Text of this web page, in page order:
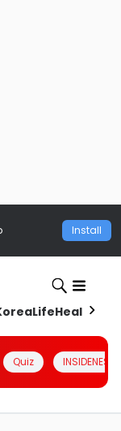
Install
LifeHealth
Quiz INSIDENESIA